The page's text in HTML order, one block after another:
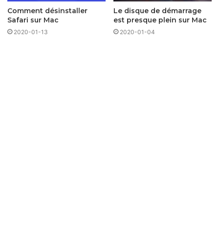
Comment désinstaller
Safari sur Mac
2020-01-13
Le disque de démarrage
est presque plein sur Mac
2020-01-04